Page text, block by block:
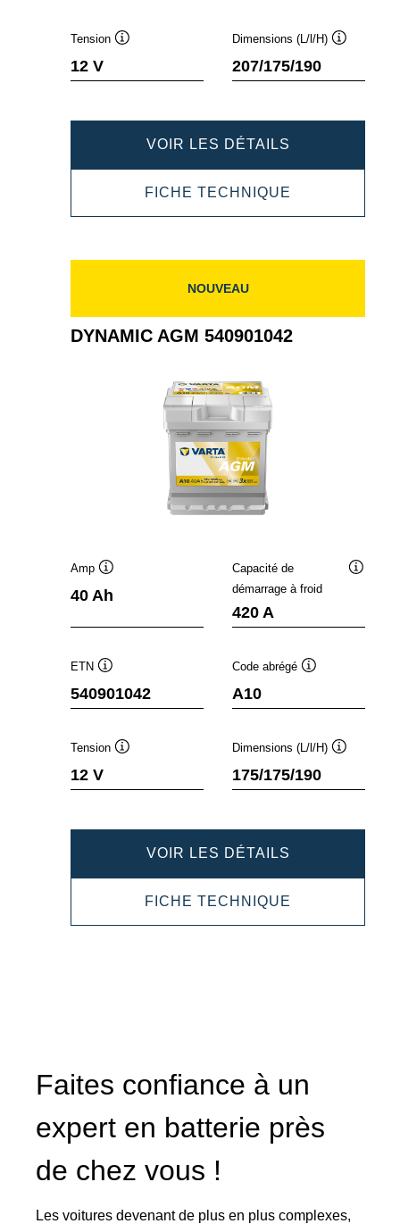
Tension
12 V
Dimensions (L/l/H)
207/175/190
VOIR LES DÉTAILS
AGM
550901054
FICHE TECHNIQUE
AGM
NOUVEAU
DYNAMIC AGM 540901042
Amp
40 Ah
Capacité de
démarrage à froid
420 A
ETN
540901042
Code abrégé
A10
Tension
12 V
Dimensions (L/l/H)
175/175/190
VOIR LES DÉTAILS
AGM
540901042
FICHE TECHNIQUE
AGM
Faites confiance à un
expert en batterie près
de chez vous !
Les voitures devenant de plus en plus complexes,